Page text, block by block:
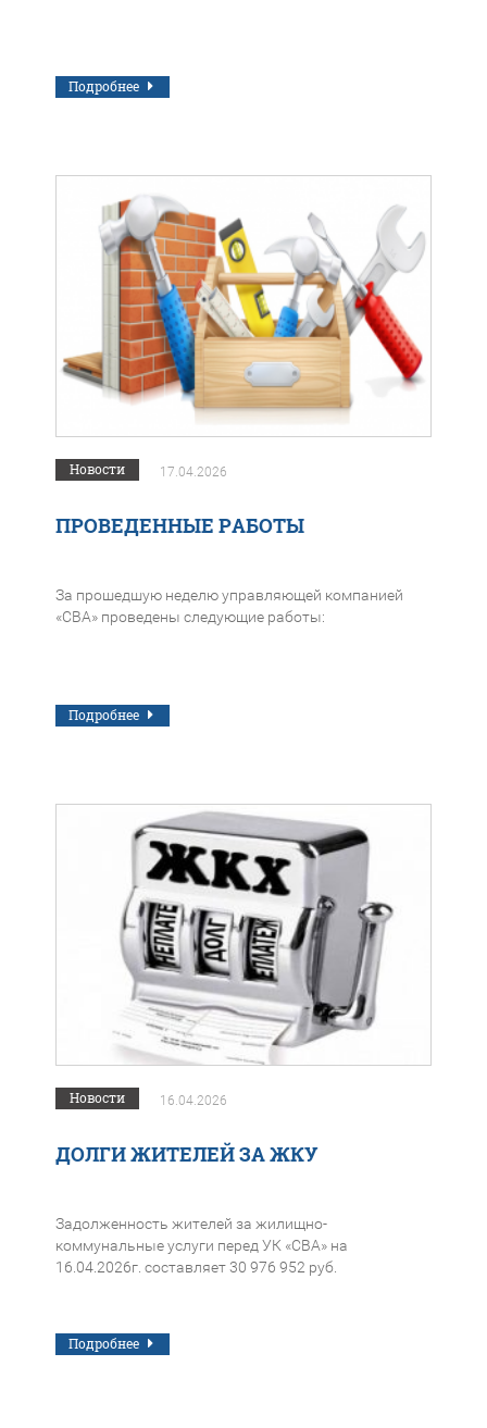
Подробнее
Новости 17.04.2026
ПРОВЕДЕННЫЕ РАБОТЫ
За прошедшую неделю управляющей компанией
«СВА» проведены следующие работы:
Подробнее
Новости 16.04.2026
ДОЛГИ ЖИТЕЛЕЙ ЗА ЖКУ
Задолженность жителей за жилищно-
коммунальные услуги перед УК «СВА» на
16.04.2026г. составляет 30 976 952 руб.
Подробнее